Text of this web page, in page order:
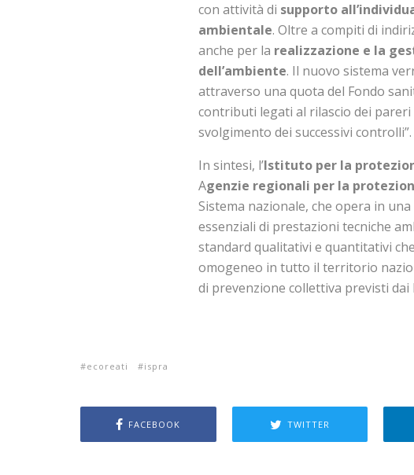
con attività di supporto
ambientale. Oltre a compiti di
anche per la realizzazione e la
dell’ambiente. Il nuovo sistema
attraverso una quota del Fondo
contributi legati al rilascio dei
svolgimento dei successivi controlli”.
In sintesi, l’Istituto per la
Agenzie regionali per la
Sistema nazionale, che opera in
essenziali di prestazioni tecniche
standard qualitativi e quantitativi
omogeneo in tutto il territorio
di prevenzione collettiva previsti
ecoreati ispra
FACEBOOK TWITTER